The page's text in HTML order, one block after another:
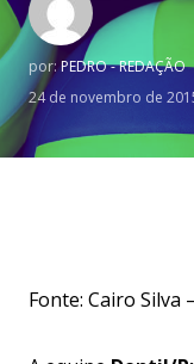
por:PEDRO - REDAÇÃO
24 de novembro de
Fonte: Cairo Silva